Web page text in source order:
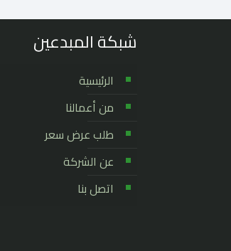
شبكة المبدعين
الرئيسية
من أعمالنا
طلب عرض سعر
عن الشركة
اتصل بنا